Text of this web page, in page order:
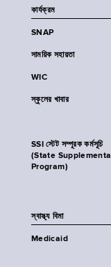
কার্যক্রম
SNAP
সাময়িক সহায়তা
WIC
স্কুলের খাবার
SSI স্টেট সম্পূরক কর্মসূচি
(State Supplemental
Program)
স্বাস্থ্য বিমা
Medicaid